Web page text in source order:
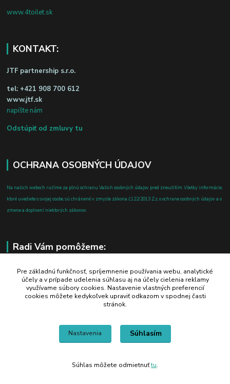
www.4toilet.sk
KONTAKT:
JTF partnership s.r.o.
tel: +421 908 700 612
www.jtf.sk
napíšte nám
Odstúpiť od zmluvy tu
OCHRANA OSOBNÝCH ÚDAJOV
Na našich weboch ručíme za plnú ochranu Vašich osobných údajov pred zneužitím. Všetky informácie,
ktoré uvediete o svojej osobe, sú chránené v zmysle zákona č.122/2013 Z.z. o ochrane osobných údajov a o
zmene a doplnení niektorých zákonov.
Radi Vám pomôžeme:
+421 908 700 612
po-pia: 8.00 - 16.00
business@jtf.sk
Pre základnú funkčnosť, spríjemnenie používania webu, analytické
účely a v prípade udelenia súhlasu aj na účely cielenia reklamy
využívame súbory cookies. Nastavenie vlastných preferencií
cookies môžete kedykoľvek upraviť odkazom v spodnej časti
stránok.
Nastavenia Súhlasím
Súhlas môžete odmietnuťtu.